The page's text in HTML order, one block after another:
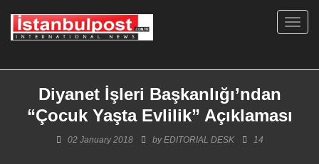
Diyanet İşleri Başkanlığı’ndan
“Çocuk Yaşta Evlilik” Açıklaması
02 January 2018 byEDITORIAL DESK 14